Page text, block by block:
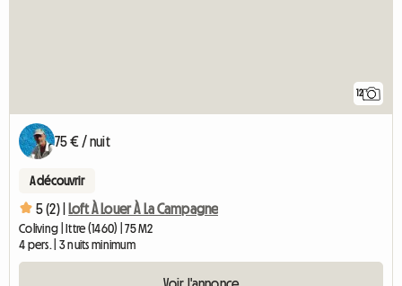
12
75 € / nuit
A découvrir
5 (2) | Loft À Louer À La Campagne
Coliving | Ittre (1460) | 75 M2
4 pers. | 3 nuits minimum
Voir l'annonce